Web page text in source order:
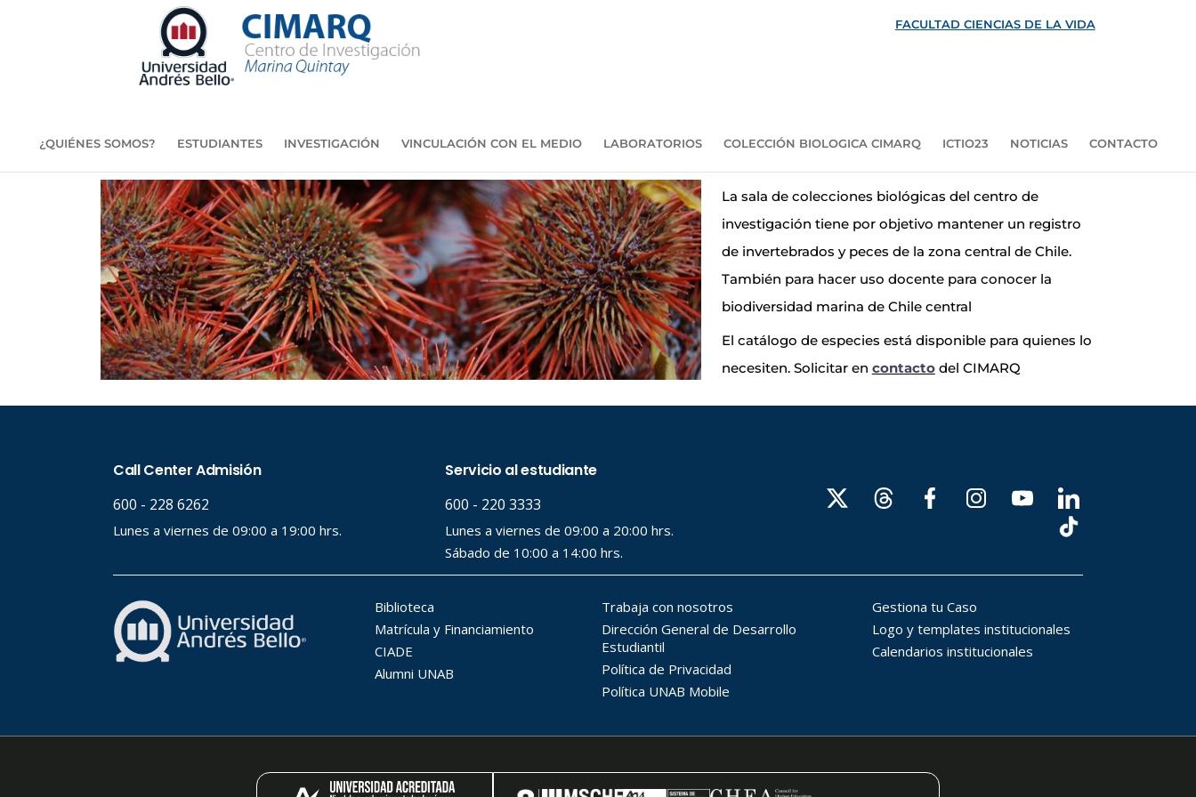
FACULTAD CIENCIAS DE LA VIDA
¿QUIÉNES SOMOS? ESTUDIANTES INVESTIGACIÓN VINCULACIÓN CON EL MEDIO LABORATORIOS COLECCIÓN BIOLOGICA CIMARQ ICTIO23 NOTICIAS CONTACTO
La sala de colecciones biológicas del centro de
investigación tiene por objetivo mantener un registro
de invertebrados y peces de la zona central de Chile.
También para hacer uso docente para conocer la
biodiversidad marina de Chile central
El catálogo de especies está disponible para quienes lo
necesiten. Solicitar en contactodel CIMARQ